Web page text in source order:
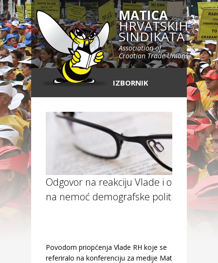
MATICA
HRVATSKIH
SINDIKATA
Association of
Croatian Trade Unions
IZBORNIK
Odgovor na reakciju Vlade i osvrt
na nemoć demografske politike
Povodom priopćenja Vlade RH koje se
referiralo na konferenciju za medije Matice